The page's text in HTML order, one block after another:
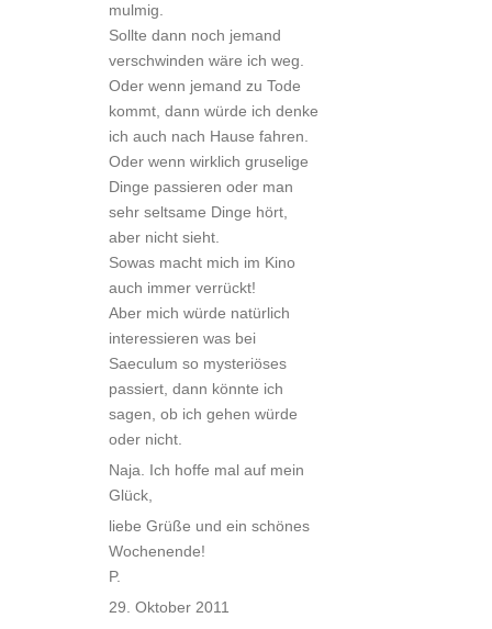
mulmig.
Sollte dann noch jemand
verschwinden wäre ich weg.
Oder wenn jemand zu Tode
kommt, dann würde ich denke
ich auch nach Hause fahren.
Oder wenn wirklich gruselige
Dinge passieren oder man
sehr seltsame Dinge hört,
aber nicht sieht.
Sowas macht mich im Kino
auch immer verrückt!
Aber mich würde natürlich
interessieren was bei
Saeculum so mysteriöses
passiert, dann könnte ich
sagen, ob ich gehen würde
oder nicht.
Naja. Ich hoffe mal auf mein
Glück,
liebe Grüße und ein schönes
Wochenende!
P.
29. Oktober 2011